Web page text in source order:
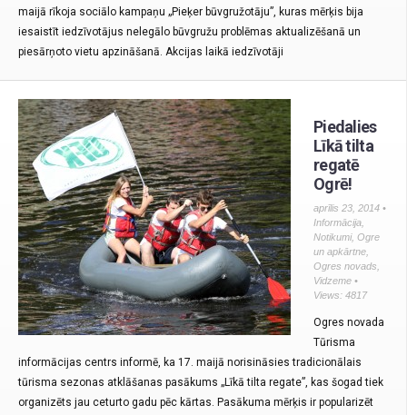
maijā rīkoja sociālo kampaņu „Pieķer būvgružotāju”, kuras mērķis bija
iesaistīt iedzīvotājus nelegālo būvgružu problēmas aktualizēšanā un
piesārņoto vietu apzināšanā. Akcijas laikā iedzīvotāji
Piedalies
Līkā tilta
regatē
Ogrē!
aprīlis 23, 2014 •
Informācija,
Notikumi, Ogre
un apkārtne,
Ogres novads,
Vidzeme •
Views: 4817
Ogres novada
Tūrisma
informācijas centrs informē, ka 17. maijā norisināsies tradicionālais
tūrisma sezonas atklāšanas pasākums „Līkā tilta regate”, kas šogad tiek
organizēts jau ceturto gadu pēc kārtas. Pasākuma mērķis ir popularizēt